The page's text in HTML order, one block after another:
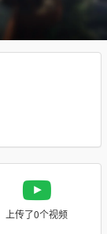
上传了0个视频